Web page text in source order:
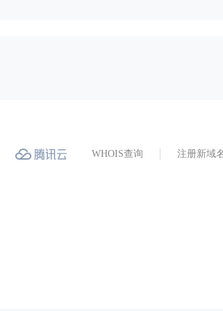
WHOIS查询 注册新域